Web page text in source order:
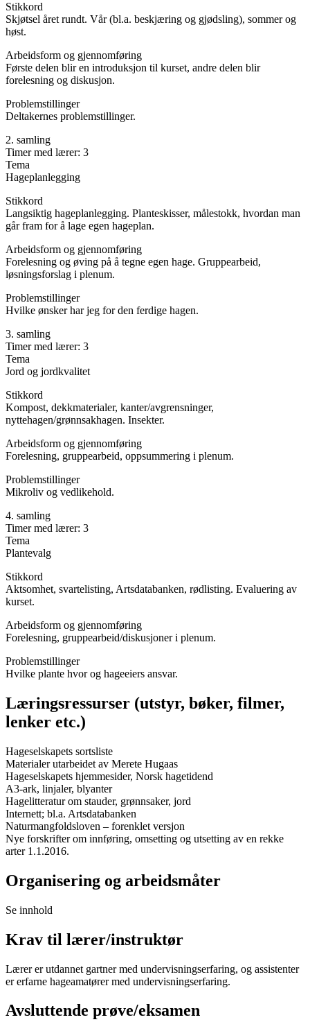
Stikkord
Skjøtsel året rundt. Vår (bl.a. beskjæring og gjødsling), sommer og
høst.
Arbeidsform og gjennomføring
Første delen blir en introduksjon til kurset, andre delen blir
forelesning og diskusjon.
Problemstillinger
Deltakernes problemstillinger.
2. samling
Timer med lærer: 3
Tema
Hageplanlegging
Stikkord
Langsiktig hageplanlegging. Planteskisser, målestokk, hvordan man
går fram for å lage egen hageplan.
Arbeidsform og gjennomføring
Forelesning og øving på å tegne egen hage. Gruppearbeid,
løsningsforslag i plenum.
Problemstillinger
Hvilke ønsker har jeg for den ferdige hagen.
3. samling
Timer med lærer: 3
Tema
Jord og jordkvalitet
Stikkord
Kompost, dekkmaterialer, kanter/avgrensninger,
nyttehagen/grønnsakhagen. Insekter.
Arbeidsform og gjennomføring
Forelesning, gruppearbeid, oppsummering i plenum.
Problemstillinger
Mikroliv og vedlikehold.
4. samling
Timer med lærer: 3
Tema
Plantevalg
Stikkord
Aktsomhet, svartelisting, Artsdatabanken, rødlisting. Evaluering av
kurset.
Arbeidsform og gjennomføring
Forelesning, gruppearbeid/diskusjoner i plenum.
Problemstillinger
Hvilke plante hvor og hageeiers ansvar.
Læringsressurser (utstyr, bøker, filmer,
lenker etc.)
Hageselskapets sortsliste
Materialer utarbeidet av Merete Hugaas
Hageselskapets hjemmesider, Norsk hagetidend
A3-ark, linjaler, blyanter
Hagelitteratur om stauder, grønnsaker, jord
Internett; bl.a. Artsdatabanken
Naturmangfoldsloven – forenklet versjon
Nye forskrifter om innføring, omsetting og utsetting av en rekke
arter 1.1.2016.
Organisering og arbeidsmåter
Se innhold
Krav til lærer/instruktør
Lærer er utdannet gartner med undervisningserfaring, og assistenter
er erfarne hageamatører med undervisningserfaring.
Avsluttende prøve/eksamen